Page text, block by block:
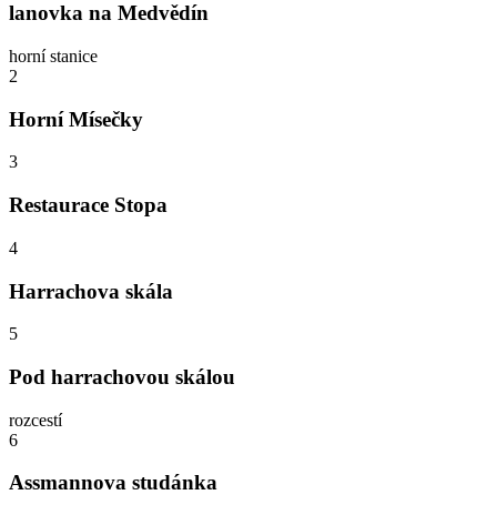
lanovka na Medvědín
horní stanice
2
Horní Mísečky
3
Restaurace Stopa
4
Harrachova skála
5
Pod harrachovou skálou
rozcestí
6
Assmannova studánka